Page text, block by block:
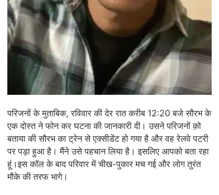
परिजनों के मुताबिक, रविवार की देर रात करीब 12:20 बजे सौरभ के
एक दोस्त ने फोन कर घटना की जानकारी दी। उसने परिजनों क़ो
बताया की सौरभ का ट्रेन से एक्सीडेंट हो गया है और वह रेलवे पटरी
पर पड़ा हुआ है। मैंने उसे पहचान लिया है। इसलिए आपको बता रहा
हूं।इस कॉल के बाद परिवार में चीख-पुकार मच गई और लोग तुरंत
मौके की तरफ भागे।